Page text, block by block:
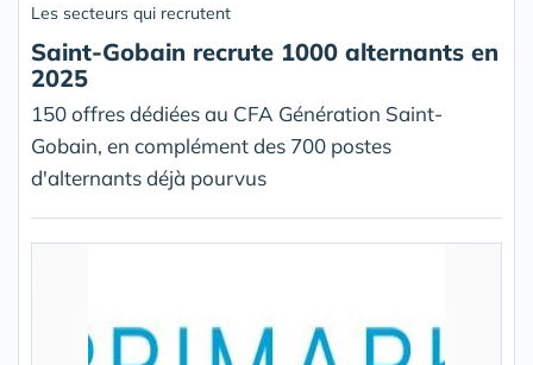
Les secteurs qui recrutent
Saint-Gobain recrute 1000 alternants en
2025
150 offres dédiées au CFA Génération Saint-
Gobain, en complément des 700 postes
d'alternants déjà pourvus